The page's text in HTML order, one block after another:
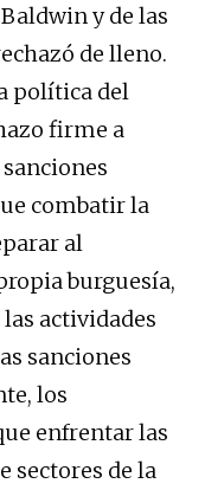
y de las
de lleno.
política del
firme a
combatir la
al
burguesía,
actividades
sanciones
los
enfrentar las
sectores de la